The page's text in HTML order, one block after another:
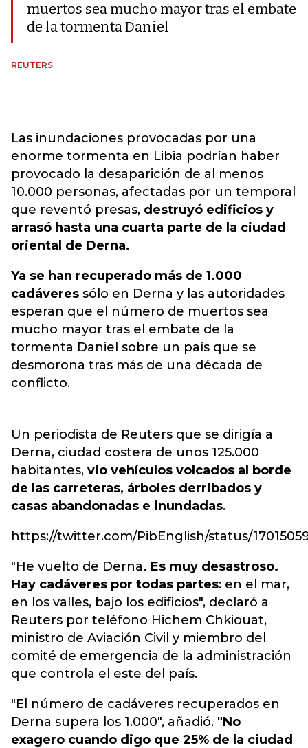
muertos sea mucho mayor tras el embate
de la tormenta Daniel
REUTERS
Las inundaciones provocadas por una
enorme tormenta en Libia podrían haber
provocado la desaparición de al menos
10.000 personas, afectadas por un temporal
que reventó presas, destruyó edificios y
arrasó hasta una cuarta parte de la ciudad
oriental de Derna.
Ya se han recuperado más de 1.000
cadáveres sólo en Derna y las autoridades
esperan que el número de muertos sea
mucho mayor tras el embate de la
tormenta Daniel sobre un país que se
desmorona tras más de una década de
conflicto.
Un periodista de Reuters que se dirigía a
Derna, ciudad costera de unos 125.000
habitantes, vio vehículos volcados al borde
de las carreteras, árboles derribados y
casas abandonadas e inundadas.
https://twitter.com/PibEnglish/status/
"He vuelto de Derna. Es muy desastroso.
Hay cadáveres por todas partes: en el mar,
en los valles, bajo los edificios", declaró a
Reuters por teléfono Hichem Chkiouat,
ministro de Aviación Civil y miembro del
comité de emergencia de la administración
que controla el este del país.
"El número de cadáveres recuperados en
Derna supera los 1.000", añadió. "No
exagero cuando digo que 25% de la ciudad